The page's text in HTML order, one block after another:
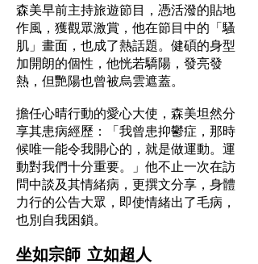
森美早前主持旅遊節目，憑活潑的貼地
作風，獲觀眾激賞，他在節目中的「騷
肌」畫面，也成了熱話題。健碩的身型
加開朗的個性，他恍若驕陽，發亮發
熱，但艷陽也曾被烏雲遮蓋。
擔任心晴行動的愛心大使，森美坦然分
享其患病經歷：「我曾患抑鬱症，那時
候唯一能令我開心的，就是做運動。運
動對我們十分重要。」他不止一次在訪
問中談及其情緒病，更撰文分享，身體
力行的公告大眾，即使情緒出了毛病，
也別自我困鎖。
坐如宗師 立如超人